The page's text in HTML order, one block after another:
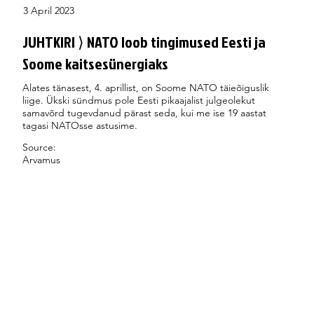
3 April 2023
JUHTKIRI ⟩ NATO loob tingimused Eesti ja
Soome kaitsesünergiaks
Alates tänasest, 4. aprillist, on Soome NATO täieõiguslik
liige. Ükski sündmus pole Eesti pikaajalist julgeolekut
samavõrd tugevdanud pärast seda, kui me ise 19 aastat
tagasi NATOsse astusime.
Arvamus
Source: